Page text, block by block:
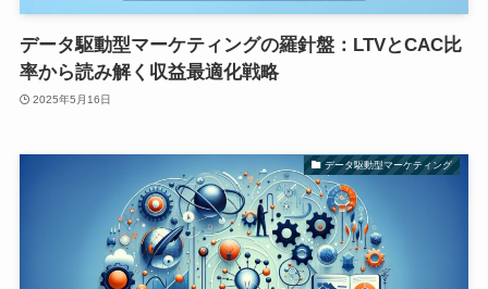
データ駆動型マーケティングの羅針盤：LTVとCAC比
率から読み解く収益最適化戦略
2025年5月16日
データ駆動型マーケティング